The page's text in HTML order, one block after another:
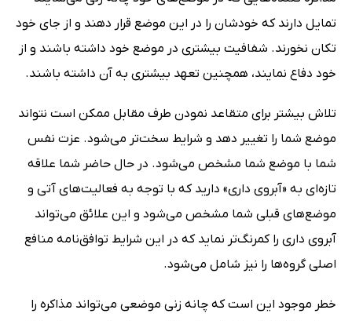
تمایل دارند که خودشان را در این موضع قرار دهند و از جای خود
تکان نخورند. شفافیت بیشتری در موضع خود داشته باشند و از
خود دفاع نمایند، همچنین تعهد بیشتری به آن داشته باشند.
تلاش بیشتر برای متقاعد نمودن طرف مقابل ممکن است نتواند
موضع شما را تغییر دهد و شرایط سخت‌تر می‌شود. عزت نفس
شما با موضع شما مشخص می‌شود. در حال حاضر شما علاقه
تازه‌ای به «آبروی داری» دارید که با توجه به فعالیت‌های آتی و
موضع‌های قبلی شما مشخص می‌شود و این علائق می‌تواند
آبروی داری را کمرنگ‌تر نماید که در این شرایط توافق‌نامه منافع
اصلی گروه‌ها را نیز شامل می‌شود.
خطر موجود این است که چانه زنی موضعی می‌تواند مذاکره را